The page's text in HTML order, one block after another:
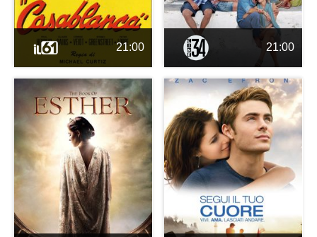
21:00 21:00